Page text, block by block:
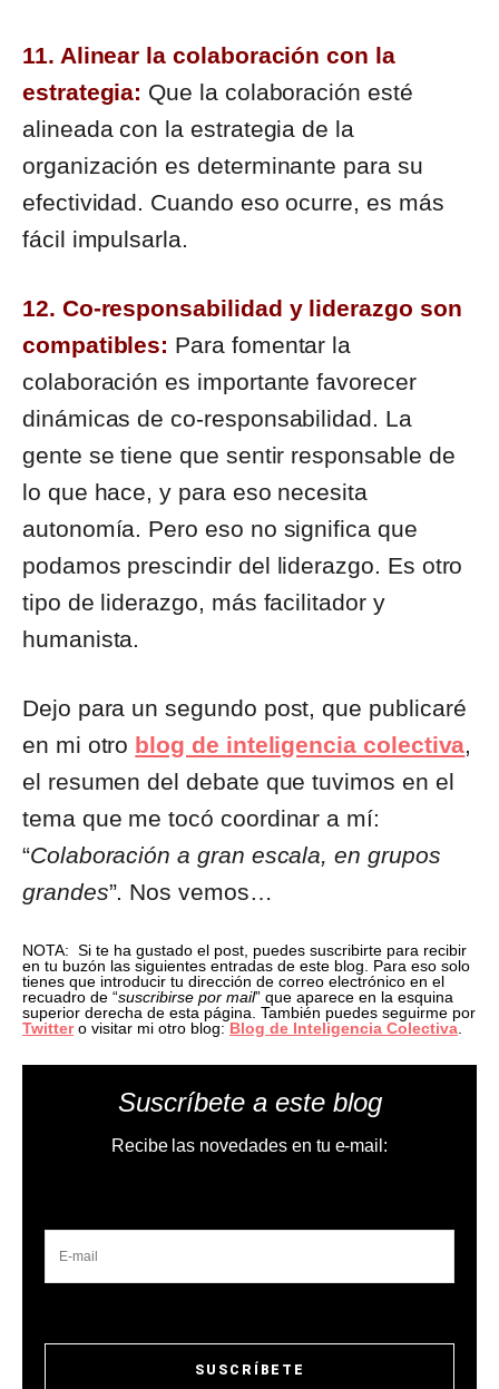
11. Alinear la colaboración con la
estrategia: Que la colaboración esté
alineada con la estrategia de la
organización es determinante para su
efectividad. Cuando eso ocurre, es más
fácil impulsarla.
12. Co-responsabilidad y liderazgo son
compatibles: Para fomentar la
colaboración es importante favorecer
dinámicas de co-responsabilidad. La
gente se tiene que sentir responsable de
lo que hace, y para eso necesita
autonomía. Pero eso no significa que
podamos prescindir del liderazgo. Es otro
tipo de liderazgo, más facilitador y
humanista.
Dejo para un segundo post, que publicaré
en mi otro blog de inteligencia colectiva,
el resumen del debate que tuvimos en el
tema que me tocó coordinar a mí:
“Colaboración a gran escala, en grupos
grandes”. Nos vemos…
NOTA: Si te ha gustado el post, puedes suscribirte para recibir
en tu buzón las siguientes entradas de este blog. Para eso solo
tienes que introducir tu dirección de correo electrónico en el
recuadro de “suscribirse por mail” que aparece en la esquina
superior derecha de esta página. También puedes seguirme por
Twittero visitar mi otro blog: Blog de Inteligencia Colectiva
Suscríbete a este blog
Recibe las novedades en tu e-mail: